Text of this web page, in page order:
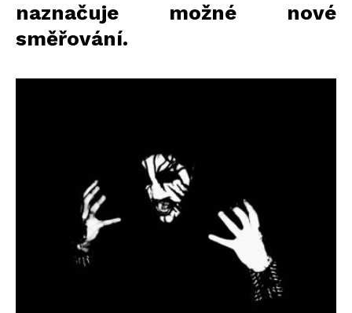
naznačuje možné nové
směřování.